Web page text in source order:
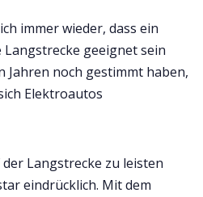
immer wieder, dass ein
geeignet sein
Jahren noch gestimmt haben,
Elektroautos
Langstrecke zu leisten
eindrücklich. Mit dem